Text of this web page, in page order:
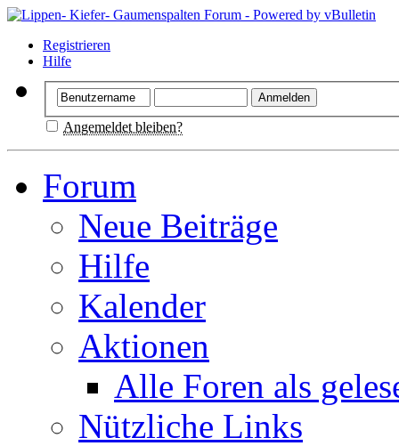
Registrieren
Hilfe
Angemeldet bleiben?
Forum
Neue Beiträge
Hilfe
Kalender
Aktionen
Alle Foren als
Nützliche Links